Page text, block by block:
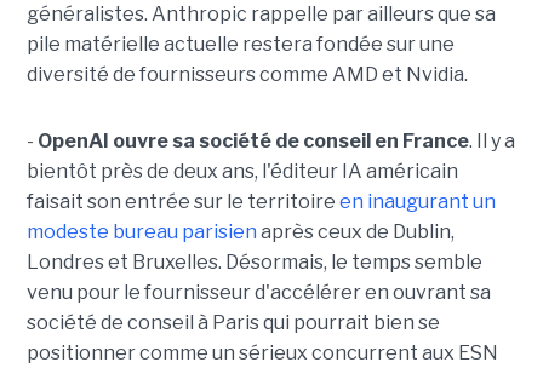
généralistes. Anthropic rappelle par ailleurs que sa
pile matérielle actuelle restera fondée sur une
diversité de fournisseurs comme AMD et Nvidia.
- OpenAI ouvre sa société de conseil en France. Il y a
bientôt près de deux ans, l'éditeur IA américain
faisait son entrée sur le territoire en inaugurant un
modeste bureau parisien après ceux de Dublin,
Londres et Bruxelles. Désormais, le temps semble
venu pour le fournisseur d'accélérer en ouvrant sa
société de conseil à Paris qui pourrait bien se
positionner comme un sérieux concurrent aux ESN